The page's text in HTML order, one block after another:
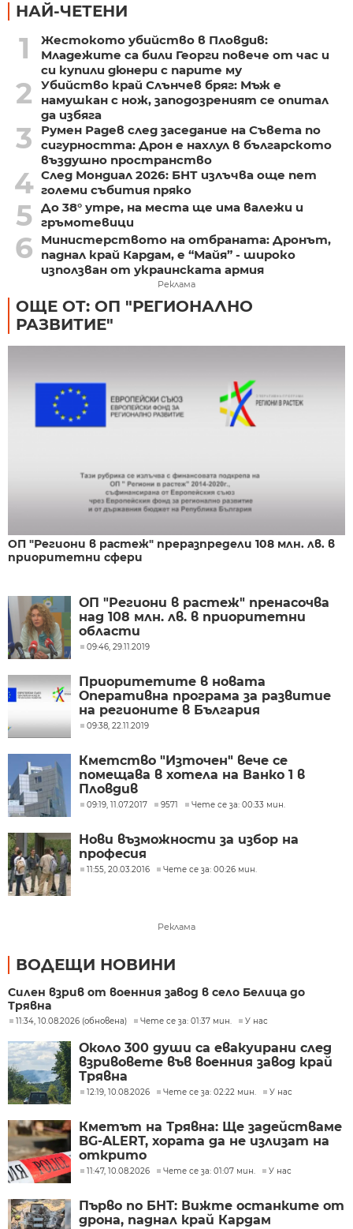
НАЙ-ЧЕТЕНИ
1
Жестокото убийство в Пловдив:
Младежите са били Георги повече от час и
си купили дюнери с парите му
2
Убийство край Слънчев бряг: Мъж е
намушкан с нож, заподозреният се опитал
да избяга
3
Румен Радев след заседание на Съвета по
сигурността: Дрон е нахлул в българското
въздушно пространство
4 След Мондиал 2026: БНТ излъчва още пет
големи събития пряко
5 До 38° утре, на места ще има валежи и
гръмотевици
6
Министерството на отбраната: Дронът,
паднал край Кардам, е “Майя” - широко
използван от украинската армия
Реклама
ОЩЕ ОТ: ОП "РЕГИОНАЛНО
РАЗВИТИЕ"
ОП "Региони в растеж" преразпредели 108 млн. лв. в
приоритетни сфери
ОП "Региони в растеж" пренасочва
над 108 млн. лв. в приоритетни
области
09:46, 29.11.2019
Приоритетите в новата
Оперативна програма за развитие
на регионите в България
09:38, 22.11.2019
Кметство "Източен" вече се
помещава в хотела на Ванко 1 в
Пловдив
09:19, 11.07.2017 9571 Чете се за: 00:33 мин.
Нови възможности за избор на
професия
11:55, 20.03.2016 Чете се за: 00:26 мин.
Реклама
ВОДЕЩИ НОВИНИ
Силен взрив от военния завод в село Белица до
Трявна
11:34, 10.08.2026 (обновена) Чете се за: 01:37 мин. У нас
Около 300 души са евакуирани след
взривовете във военния завод край
Трявна
12:19, 10.08.2026 Чете се за: 02:22 мин. У нас
Кметът на Трявна: Ще задействаме
BG-ALERT, хората да не излизат на
открито
11:47, 10.08.2026 Чете се за: 01:07 мин. У нас
Първо по БНТ: Вижте останките от
дрона, паднал край Кардам